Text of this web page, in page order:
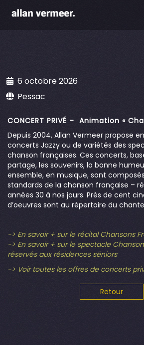
6 octobre 2026
Pessac
CONCERT PRIVÉ – Animation «
Depuis 2004, Allan Vermeer propose
concerts Jazzy ou de variétés des
chanson françaises. Ces concerts,
partage, les souvenirs, la bonne
ensemble, en musique, sont
standards de la chanson française –
années 30 à nos jours. Près de cent
d’oeuvres sont au répertoire du
-> En savoir + sur le récital Chansons
-> En savoir + sur le spectacle
réservés aux résidences séniors
-> Voir toutes les offres de concerts
Retour